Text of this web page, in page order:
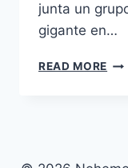
junta un
gigante en…
READ MORE